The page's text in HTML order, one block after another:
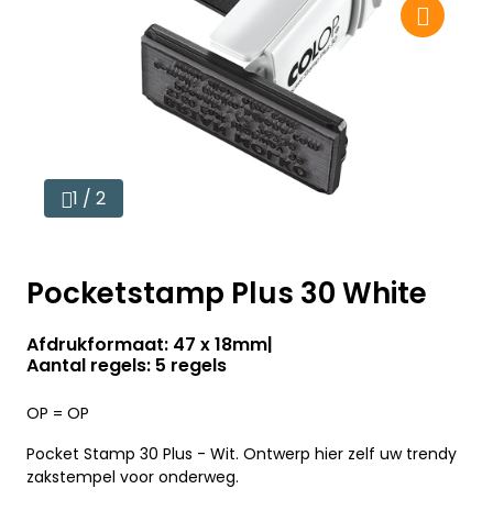
1 / 2
Pocketstamp Plus 30 White
Afdrukformaat: 47 x 18mm
Aantal regels: 5 regels
OP = OP
Pocket Stamp 30 Plus - Wit. Ontwerp hier zelf uw trendy
zakstempel voor onderweg.